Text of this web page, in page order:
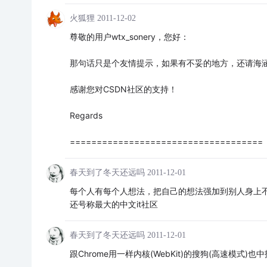
火狐狸 2011-12-02
尊敬的用户wtx_sonery，您好：
那句话只是个友情提示，如果有不妥的地方，还请海涵
感谢您对CSDN社区的支持！
Regards
====================================
春天到了冬天还远吗 2011-12-01
每个人有每个人想法，把自己的想法强加到别人身上
还号称最大的中文it社区
春天到了冬天还远吗 2011-12-01
跟Chrome用一样内核(WebKit)的搜狗(高速模式)也中